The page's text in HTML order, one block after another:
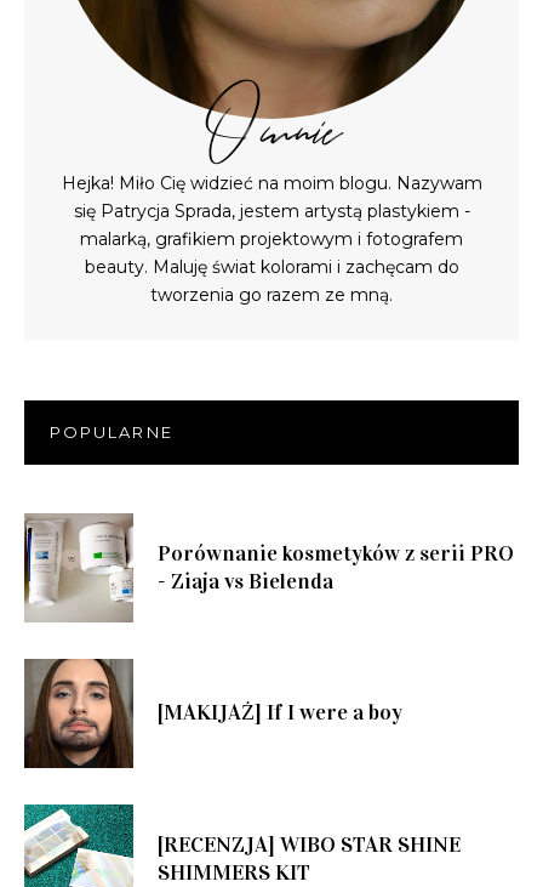
O mnie
Hejka! Miło Cię widzieć na moim blogu. Nazywam
się Patrycja Sprada, jestem artystą plastykiem -
malarką, grafikiem projektowym i fotografem
beauty. Maluję świat kolorami i zachęcam do
tworzenia go razem ze mną.
POPULARNE
Porównanie kosmetyków z serii PRO
- Ziaja vs Bielenda
[MAKIJAŻ] If I were a boy
[RECENZJA] WIBO STAR SHINE
SHIMMERS KIT